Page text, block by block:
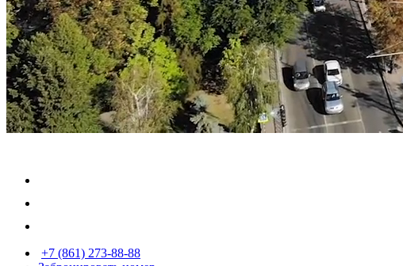
+7 (861) 273-88-88